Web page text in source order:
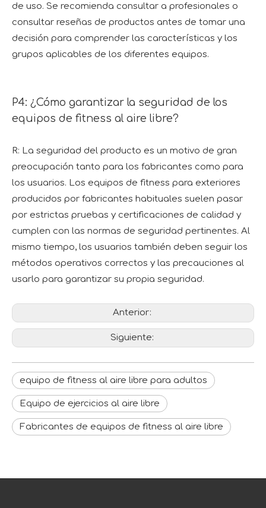
de uso. Se recomienda consultar a profesionales o
consultar reseñas de productos antes de tomar una
decisión para comprender las características y los
grupos aplicables de los diferentes equipos.
P4: ¿Cómo garantizar la seguridad de los
equipos de fitness al aire libre?
R: La seguridad del producto es un motivo de gran
preocupación tanto para los fabricantes como para
los usuarios. Los equipos de fitness para exteriores
producidos por fabricantes habituales suelen pasar
por estrictas pruebas y certificaciones de calidad y
cumplen con las normas de seguridad pertinentes. Al
mismo tiempo, los usuarios también deben seguir los
métodos operativos correctos y las precauciones al
usarlo para garantizar su propia seguridad.
Anterior:
Siguiente:
equipo de fitness al aire libre para adultos
Equipo de ejercicios al aire libre
Fabricantes de equipos de fitness al aire libre